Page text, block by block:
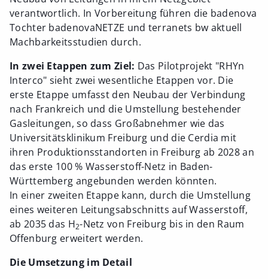
verantwortlich. In Vorbereitung führen die badenova
Tochter badenovaNETZE und terranets bw aktuell
Machbarkeitsstudien durch.
In zwei Etappen zum Ziel: Das Pilotprojekt "RHYn
Interco" sieht zwei wesentliche Etappen vor. Die
erste Etappe umfasst den Neubau der Verbindung
nach Frankreich und die Umstellung bestehender
Gasleitungen, so dass Großabnehmer wie das
Universitätsklinikum Freiburg und die Cerdia mit
ihren Produktionsstandorten in Freiburg ab 2028 an
das erste 100 % Wasserstoff-Netz in Baden-
Württemberg angebunden werden könnten.
In einer zweiten Etappe kann, durch die Umstellung
eines weiteren Leitungsabschnitts auf Wasserstoff,
ab 2035 das H2-Netz von Freiburg bis in den Raum
Offenburg erweitert werden.
Die Umsetzung im Detail